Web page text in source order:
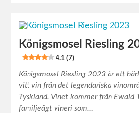
Königsmosel Riesling
4.1 (7)
Königsmosel Riesling 2023 är ett
vitt vin från det legendariska
Tyskland. Vinet kommer från Ewald
familjeägt vineri som…